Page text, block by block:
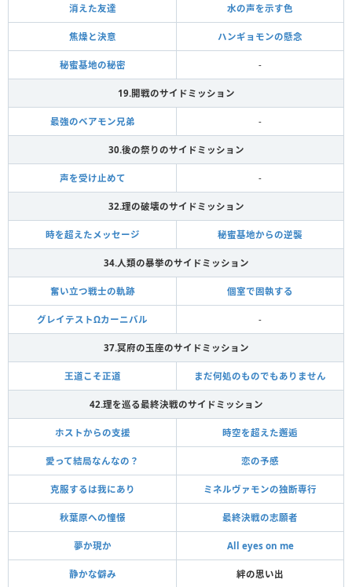
消えた友達 水の声を示す色
焦燥と決意 ハンギョモンの懸念
秘蜜基地の秘密 -
19.開戦のサイドミッション
最強のベアモン兄弟 -
30.後の祭りのサイドミッション
声を受け止めて -
32.理の破壊のサイドミッション
時を超えたメッセージ 秘蜜基地からの逆襲
34.人類の暴挙のサイドミッション
奮い立つ戦士の軌跡 個室で固執する
グレイテストΩカーニバル -
37.冥府の玉座のサイドミッション
王道こそ正道 まだ何処のものでもありません
42.理を巡る最終決戦のサイドミッション
ホストからの支援 時空を超えた邂逅
愛って結局なんなの？ 恋の予感
克服するは我にあり ミネルヴァモンの独断専行
秋葉原への憧憬 最終決戦の志願者
夢か現か All eyes on me
静かな僻み 絆の思い出